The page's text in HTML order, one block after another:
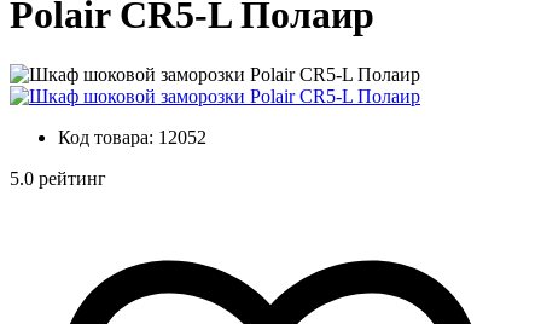
Polair CR5-L Полаир
Код товара: 12052
5.0 рейтинг